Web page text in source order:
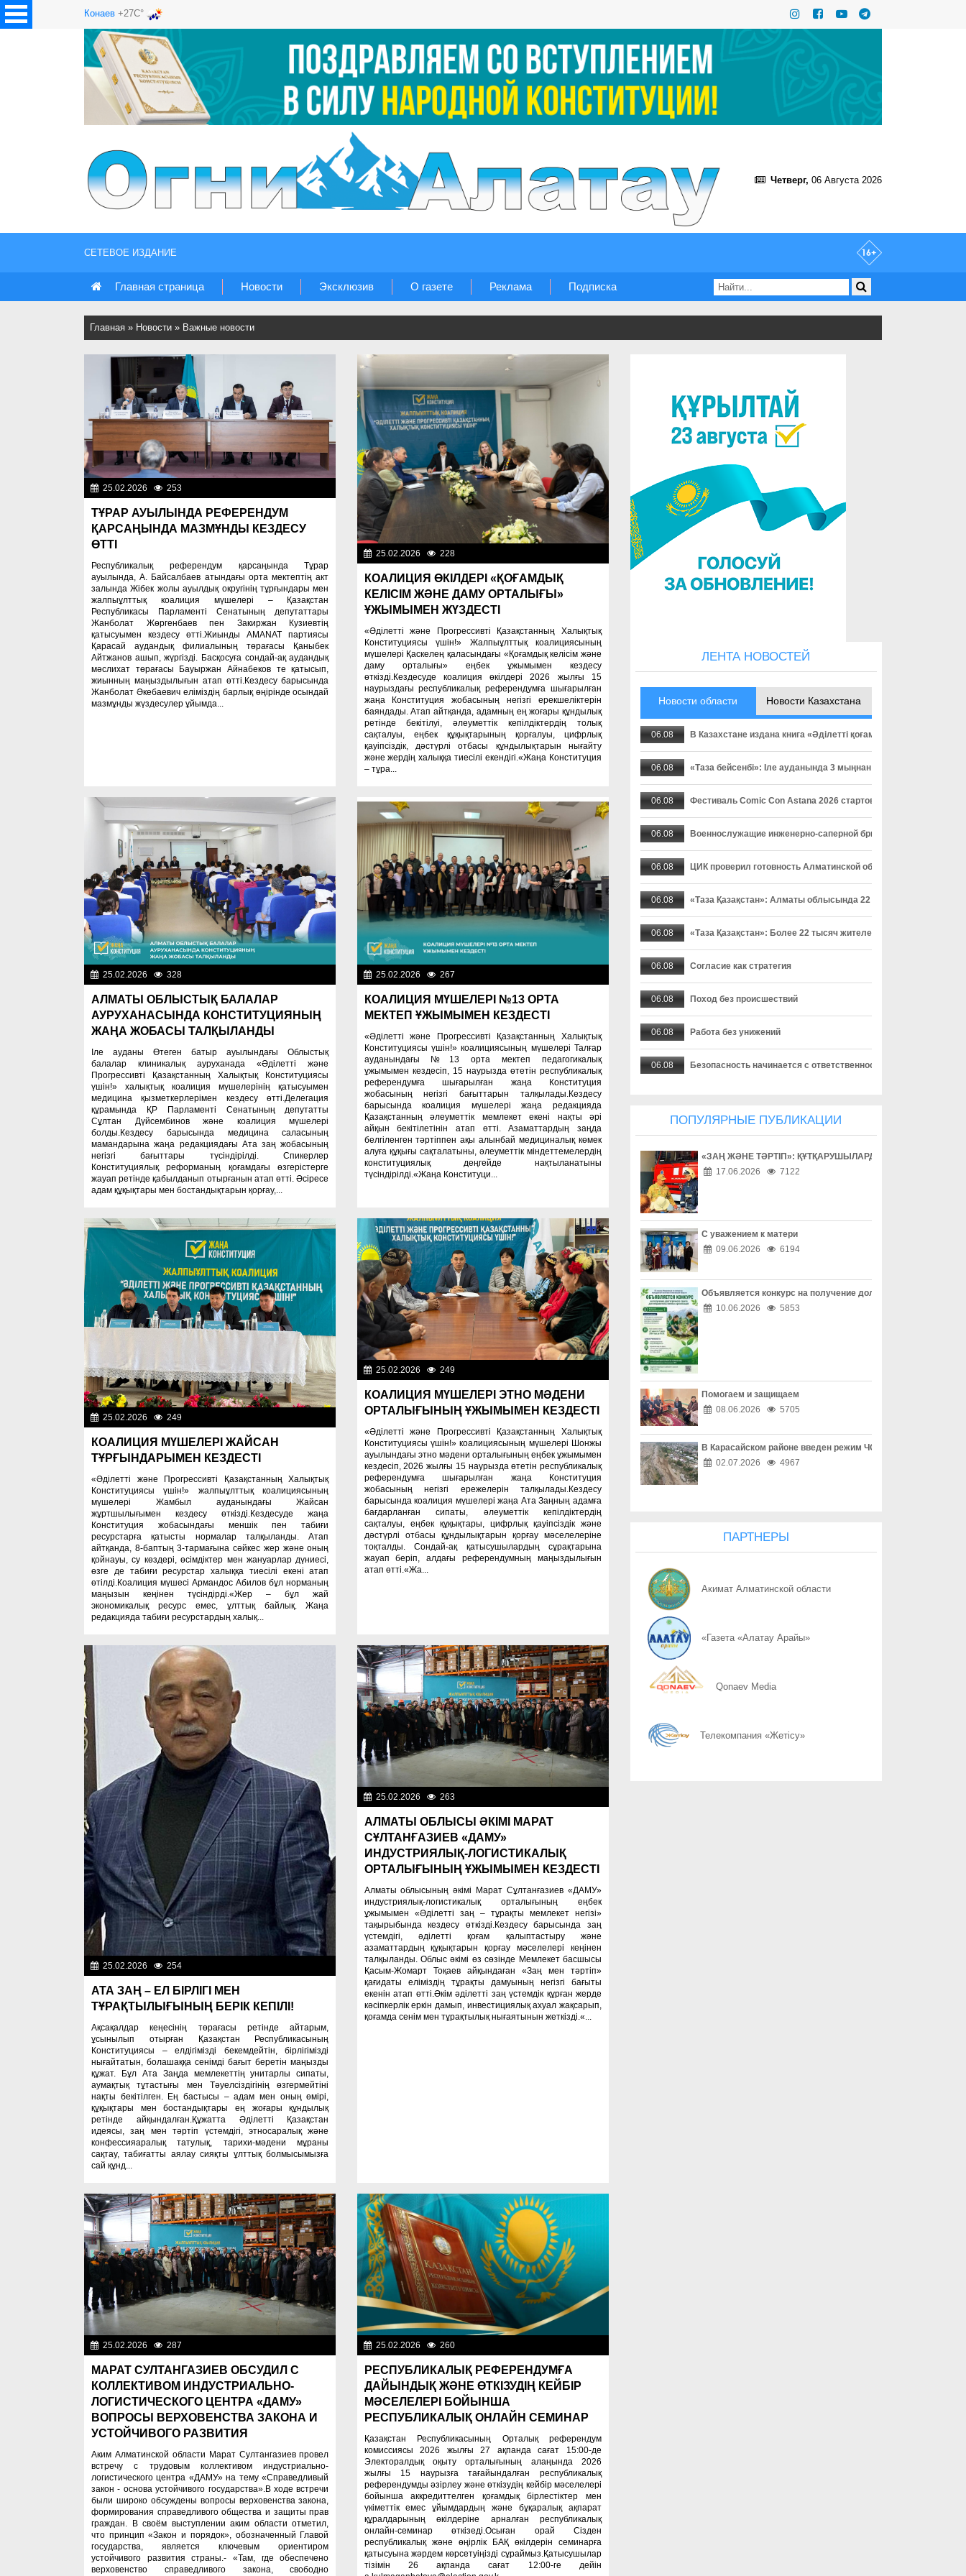
Конаев +27C°
Четверг, 06 Августа 2026
СЕТЕВОЕ ИЗДАНИЕ
Главная страница Новости Эксклюзив О газете Реклама Подписка
Главная » Новости » Важные новости
25.02.2026 253
ТҰРАР АУЫЛЫНДА РЕФЕРЕНДУМ
ҚАРСАҢЫНДА МАЗМҰНДЫ КЕЗДЕСУ
ӨТТІ
Республикалық референдум қарсаңында Тұрар
ауылында, А. Байсалбаев атындағы орта мектептің акт
залында Жібек жолы ауылдық округінің тұрғындары мен
жалпыұлттық коалиция мүшелері – Қазақстан
Республикасы Парламенті Сенатының депутаттары
Жанболат Жөргенбаев пен Закиржан Кузиевтің
қатысуымен кездесу өтті.Жиынды AMANAT партиясы
Қарасай аудандық филиалының төрағасы Қаныбек
Айтжанов ашып, жүргізді. Басқосуға сондай-ақ аудандық
мәслихат төрағасы Бауыржан Айнабеков те қатысып,
жиынның маңыздылығын атап өтті.Кездесу барысында
Жанболат Әкебаевич еліміздің барлық өңірінде осындай
мазмұнды жүздесулер ұйымда...
25.02.2026 228
КОАЛИЦИЯ ӨКІЛДЕРІ «ҚОҒАМДЫҚ
КЕЛІСІМ ЖӘНЕ ДАМУ ОРТАЛЫҒЫ»
ҰЖЫМЫМЕН ЖҮЗДЕСТІ
«Әділетті және Прогрессивті Қазақстанның Халықтық
Конституциясы үшін!» Жалпыұлттық коалициясының
мүшелері Қаскелең қаласындағы «Қоғамдық келісім және
даму орталығы» еңбек ұжымымен кездесу
өткізді.Кездесуде коалиция өкілдері 2026 жылғы 15
наурыздағы республикалық референдумға шығарылған
жаңа Конституция жобасының негізгі ерекшеліктерін
баяндады. Атап айтқанда, адамның ең жоғары құндылық
ретінде бекітілуі, әлеуметтік кепілдіктердің толық
сақталуы, еңбек құқықтарының қорғалуы, цифрлық
қауіпсіздік, дәстүрлі отбасы құндылықтарын нығайту
және жердің халыққа тиесілі екендігі.«Жаңа Конституция
– тұра...
25.02.2026 328
АЛМАТЫ ОБЛЫСТЫҚ БАЛАЛАР
АУРУХАНАСЫНДА КОНСТИТУЦИЯНЫҢ
ЖАҢА ЖОБАСЫ ТАЛҚЫЛАНДЫ
Іле ауданы Өтеген батыр ауылындағы Облыстық
балалар клиникалық ауруханада «Әділетті және
Прогрессивті Қазақстанның Халықтық Конституциясы
үшін!» халықтық коалиция мүшелерінің қатысуымен
медицина қызметкерлерімен кездесу өтті.Делегация
құрамында ҚР Парламенті Сенатының депутатты
Сұлтан Дүйсембинов және коалиция мүшелері
болды.Кездесу барысында медицина саласының
мамандарына жаңа редакциядағы Ата заң жобасының
негізгі бағыттары түсіндірілді. Спикерлер
Конституциялық реформаның қоғамдағы өзгерістерге
жауап ретінде қабылданып отырғанын атап өтті. Әсіресе
адам құқықтары мен бостандықтарын қорғау,...
25.02.2026 267
КОАЛИЦИЯ МҮШЕЛЕРІ №13 ОРТА
МЕКТЕП ҰЖЫМЫМЕН КЕЗДЕСТІ
«Әділетті және Прогрессивті Қазақстанның Халықтық
Конституциясы үшін!» коалициясының мүшелері Талғар
ауданындағы №13 орта мектеп педагогикалық
ұжымымен кездесіп, 15 наурызда өтетін республикалық
референдумға шығарылған жаңа Конституция
жобасының негізгі бағыттарын талқылады.Кездесу
барысында коалиция мүшелері жаңа редакцияда
Қазақстанның әлеуметтік мемлекет екені нақты әрі
айқын бекітілетінін атап өтті. Азаматтардың заңда
белгіленген тәртіппен ақы алынбай медициналық көмек
алуға құқығы сақталатыны, әлеуметтік міндеттемелердің
конституциялық деңгейде нақтыланатыны
түсіндірілді.«Жаңа Конституци...
25.02.2026 249
КОАЛИЦИЯ МҮШЕЛЕРІ ЖАЙСАН
ТҰРҒЫНДАРЫМЕН КЕЗДЕСТІ
«Әділетті және Прогрессивті Қазақстанның Халықтық
Конституциясы үшін!» жалпыұлттық коалициясының
мүшелері Жамбыл ауданындағы Жайсан
жұртшылығымен кездесу өткізді.Кездесуде жаңа
Конституция жобасындағы меншік пен табиғи
ресурстарға қатысты нормалар талқыланды. Атап
айтқанда, 8-баптың 3-тармағына сәйкес жер және оның
қойнауы, су көздері, өсімдіктер мен жануарлар дүниесі,
өзге де табиғи ресурстар халыққа тиесілі екені атап
өтілді.Коалиция мүшесі Армандос Абилов бұл норманың
маңызын кеңінен түсіндірді.«Жер – бұл жай
экономикалық ресурс емес, ұлттық байлық. Жаңа
редакцияда табиғи ресурстардың халық...
25.02.2026 249
КОАЛИЦИЯ МҮШЕЛЕРІ ЭТНО МӘДЕНИ
ОРТАЛЫҒЫНЫҢ ҰЖЫМЫМЕН КЕЗДЕСТІ
«Әділетті және Прогрессивті Қазақстанның Халықтық
Конституциясы үшін!» коалициясының мүшелері Шонжы
ауылындағы этно мәдени орталығының еңбек ұжымымен
кездесіп, 2026 жылғы 15 наурызда өтетін республикалық
референдумға шығарылған жаңа Конституция
жобасының негізгі ережелерін талқылады.Кездесу
барысында коалиция мүшелері жаңа Ата Заңның адамға
бағдарланған сипаты, әлеуметтік кепілдіктердің
сақталуы, еңбек құқықтары, цифрлық қауіпсіздік және
дәстүрлі отбасы құндылықтарын қорғау мәселелеріне
тоқталды. Сондай-ақ қатысушылардың сұрақтарына
жауап беріп, алдағы референдумның маңыздылығын
атап өтті.«Жа...
25.02.2026 254
АТА ЗАҢ – ЕЛ БІРЛІГІ МЕН
ТҰРАҚТЫЛЫҒЫНЫҢ БЕРІК КЕПІЛІ!
Ақсақалдар кеңесінің төрағасы ретінде айтарым,
ұсынылып отырған Қазақстан Республикасының
Конституциясы – елдігімізді бекемдейтін, бірлігімізді
нығайтатын, болашаққа сенімді бағыт беретін маңызды
құжат. Бұл Ата Заңда мемлекеттің унитарлы сипаты,
аумақтық тұтастығы мен Тәуелсіздігінің өзгермейтіні
нақты бекітілген. Ең бастысы – адам мен оның өмірі,
құқықтары мен бостандықтары ең жоғары құндылық
ретінде айқындалған.Құжатта Әділетті Қазақстан
идеясы, заң мен тәртіп үстемдігі, этносаралық және
конфессияаралық татулық, тарихи-мәдени мұраны
сақтау, табиғатты аялау сияқты ұлттық болмысымызға
сай құнд...
25.02.2026 263
АЛМАТЫ ОБЛЫСЫ ӘКІМІ МАРАТ
СҰЛТАНҒАЗИЕВ «ДАМУ»
ИНДУСТРИЯЛЫҚ-ЛОГИСТИКАЛЫҚ
ОРТАЛЫҒЫНЫҢ ҰЖЫМЫМЕН КЕЗДЕСТІ
Алматы облысының әкімі Марат Сұлтанғазиев «ДАМУ»
индустриялық-логистикалық орталығының еңбек
ұжымымен «Әділетті заң – тұрақты мемлекет негізі»
тақырыбында кездесу өткізді.Кездесу барысында заң
үстемдігі, әділетті қоғам қалыптастыру және
азаматтардың құқықтарын қорғау мәселелері кеңінен
талқыланды. Облыс әкімі өз сөзінде Мемлекет басшысы
Қасым-Жомарт Тоқаев айқындаған «Заң мен тәртіп»
қағидаты еліміздің тұрақты дамуының негізгі бағыты
екенін атап өтті.Әкім әділетті заң үстемдік құрған жерде
кәсіпкерлік еркін дамып, инвестициялық ахуал жақсарып,
қоғамда сенім мен тұрақтылық нығаятынын жеткізді.«...
25.02.2026 287
МАРАТ СУЛТАНГАЗИЕВ ОБСУДИЛ С
КОЛЛЕКТИВОМ ИНДУСТРИАЛЬНО-
ЛОГИСТИЧЕСКОГО ЦЕНТРА «ДАМУ»
ВОПРОСЫ ВЕРХОВЕНСТВА ЗАКОНА И
УСТОЙЧИВОГО РАЗВИТИЯ
Аким Алматинской области Марат Султангазиев провел
встречу с трудовым коллективом индустриально-
логистического центра «ДАМУ» на тему «Справедливый
закон - основа устойчивого государства».В ходе встречи
были широко обсуждены вопросы верховенства закона,
формирования справедливого общества и защиты прав
граждан. В своём выступлении аким области отметил,
что принцип «Закон и порядок», обозначенный Главой
государства, является ключевым ориентиром
устойчивого развития страны.- «Там, где обеспечено
верховенство справедливого закона, свободно
25.02.2026 260
РЕСПУБЛИКАЛЫҚ РЕФЕРЕНДУМҒА
ДАЙЫНДЫҚ ЖӘНЕ ӨТКІЗУДІҢ КЕЙБІР
МӘСЕЛЕЛЕРІ БОЙЫНША
РЕСПУБЛИКАЛЫҚ ОНЛАЙН СЕМИНАР
Қазақстан Республикасының Орталық референдум
комиссиясы 2026 жылғы 27 ақпанда сағат 15:00-де
Электоралдық оқыту орталығының алаңында 2026
жылғы 15 наурызға тағайындалған республикалық
референдумды әзірлеу және өткізудің кейбір мәселелері
бойынша аккредиттелген қоғамдық бірлестіктер мен
үкіметтік емес ұйымдардың және бұқаралық ақпарат
құралдарының өкілдеріне арналған республикалық
онлайн-семинар өткізеді.Осыған орай Сізден
республикалық және өңірлік БАҚ өкілдерін семинарға
қатысуына жәрдем көрсетуіңізді сұраймыз.Қатысушылар
тізімін 26 ақпанда сағат 12:00-ге дейін
ЛЕНТА НОВОСТЕЙ
Новости области Новости Казахстана
06.08 В Казахстане издана книга «Әділетті қоғамға шыншыл сөз»,
06.08 «Таза бейсенбі»: Іле ауданында 3 мыңнан астам адам
06.08 Фестиваль Comic Con Astana 2026 стартовал в столице
06.08 Военнослужащие инженерно-саперной бригады осваивают
06.08 ЦИК проверил готовность Алматинской области к выборам
06.08 «Таза Қазақстан»: Алматы облысында 22 мыңнан астам
06.08 «Таза Қазақстан»: Более 22 тысяч жителей Алматинской
06.08 Согласие как стратегия
06.08 Поход без происшествий
06.08 Работа без унижений
06.08 Безопасность начинается с ответственности
06.08 Борьба с наркоманией выходит на новый уровень
06.08 Наркотическая зависимость разрушает здоровье
06.08 Собственник обязан соблюдать законодательство
06.08 Опасный обгон – риск для каждого
06.08 Перекресток, где победила вежливость
06.08 Право собственности - основа доверия
06.08 Собственность начинается с уважения
06.08 Трезвость - часть профессии
06.08 Дом, где праздник заканчивается бедой
06.08 Поддельный начальник на связи
06.08 Радиоэкологический мониторинг приграничных территорий
06.08
06.08
06.08 Гостеприимство измеряется не количеством тостов
ПОПУЛЯРНЫЕ ПУБЛИКАЦИИ
«ЗАҢ ЖӘНЕ ТӘРТІП»: ҚҰТҚАРУШЫЛАРДЫҢ ЕҢБЕГІМЕН
17.06.2026
7122
С уважением к матери
09.06.2026
6194
Объявляется конкурс на получение долгосрочного гранта
10.06.2026
5853
Помогаем и защищаем
08.06.2026
5705
В Карасайском районе введен режим ЧС местного масштаба
02.07.2026
4967
ПАРТНЕРЫ
Акимат Алматинской области
«Газета «Алатау Арайы»
Qonaev Media
Телекомпания «Жетісу»